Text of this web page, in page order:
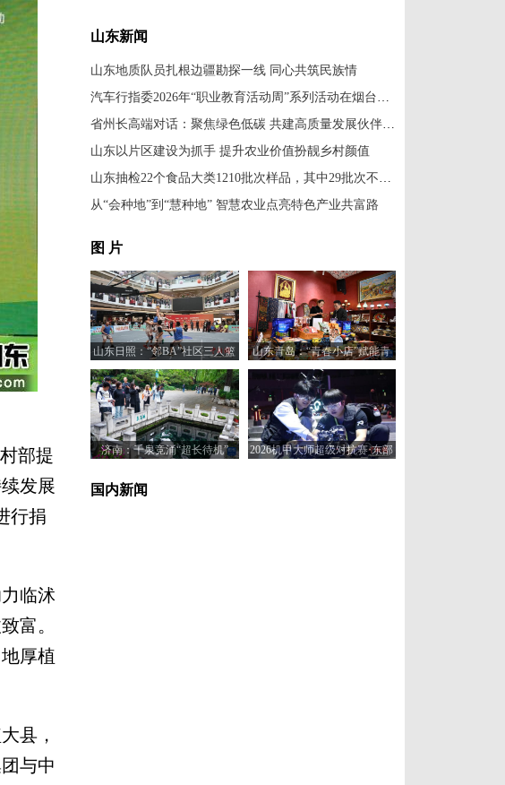
部提
发展
行捐
临沭
富。
厚植
县，
与中
山东新闻
山东地质队员扎根边疆勘探一线 同心共筑民族情
汽车行指委2026年“职业教育活动周”系列活动在烟台举办
省州长高端对话：聚焦绿色低碳 共建高质量发展伙伴关系
山东以片区建设为抓手 提升农业价值扮靓乡村颜值
山东抽检22个食品大类1210批次样品，其中29批次不合格
从“会种地”到“慧种地” 智慧农业点亮特色产业共富路
图 片
山东日照：“邻BA”社区三人篮
球赛火热开打
山东青岛：“青春小店”赋能青
年创业新活力
济南：千泉竞涌“超长待机”
2026机甲大师超级对抗赛·东部
国内新闻